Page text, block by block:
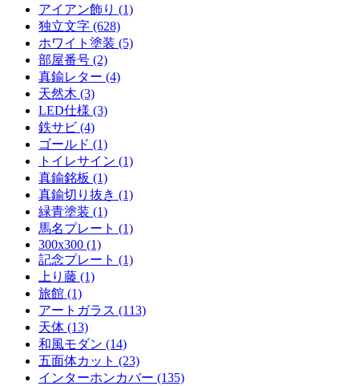
アイアン飾り (1)
独立文字 (628)
ホワイト塗装 (5)
部屋番号 (2)
真鍮レター (4)
天然木 (3)
LED仕様 (3)
鉄サビ (4)
ゴールド (1)
トイレサイン (1)
真鍮銘板 (1)
真鍮切り抜き (1)
緑青塗装 (1)
馬名プレート (1)
300x300 (1)
記念プレート (1)
上り藤 (1)
旅館 (1)
アートガラス (113)
天体 (13)
和風モダン (14)
五面体カット (23)
インターホンカバー (135)